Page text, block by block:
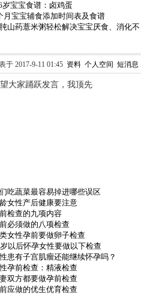
岁宝宝食谱：卤鸡蛋
月宝宝辅食添加时间表及食谱
山药薏米粥轻松解决宝宝厌食、消化
于 2017-9-11 01:45 资料 个人空间 短消息
大家踊跃发言，我顶先
吃蔬菜最容易掉进哪些误区
女性产后健康要注意
检查的九项内容
必须做的八项检查
女性孕前要做卵子检查
以后怀孕女性要做以下检查
患有子宫肌瘤还能继续怀孕吗？
孕前检查：精液检查
双方都要做孕前检查
应做的优生优育检查